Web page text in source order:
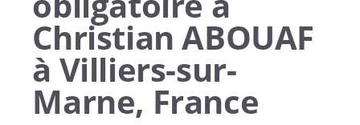
Christian ABOUAF
à Villiers-sur-
Marne, France